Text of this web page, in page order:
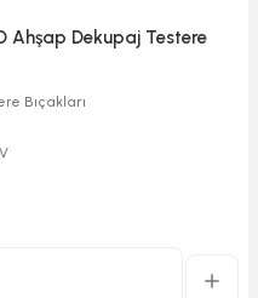
Ahşap Dekupaj Testere
Bıçakları